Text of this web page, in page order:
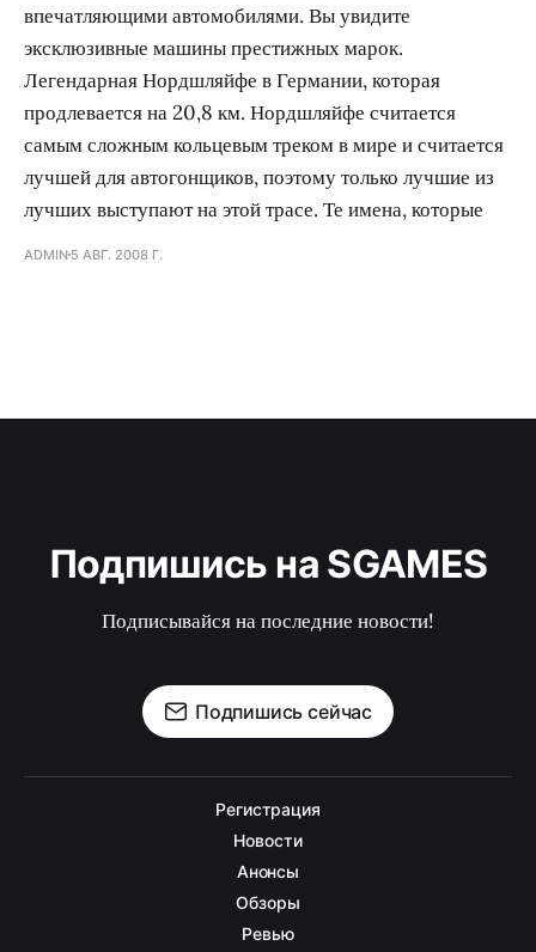
впечатляющими автомобилями. Вы увидите
эксклюзивные машины престижных марок.
Легендарная Нордшляйфе в Германии, которая
продлевается на 20,8 км. Нордшляйфе считается
самым сложным кольцевым треком в мире и считается
лучшей для автогонщиков, поэтому только лучшие из
лучших выступают на этой трасе. Те имена, которые
ADMIN 5 АВГ. 2008 Г.
Подпишись на SGAMES
Подписывайся на последние новости!
Подпишись сейчас
Регистрация
Новости
Анонсы
Обзоры
Ревью